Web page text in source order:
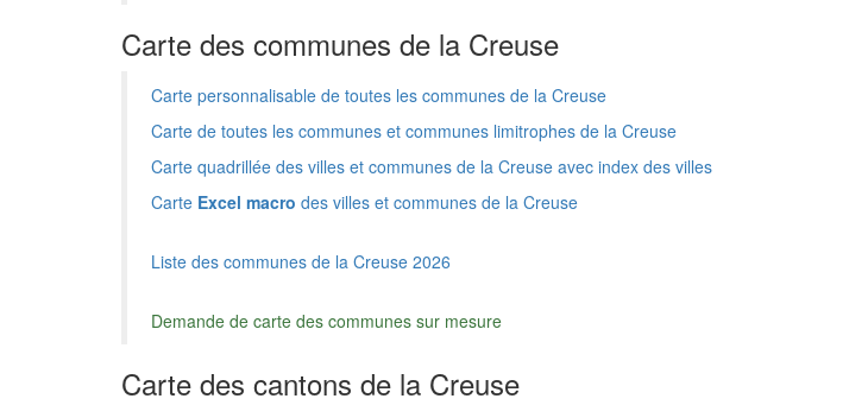
Carte des communes de la Creuse
Carte personnalisable de toutes les communes de la Creuse
Carte de toutes les communes et communes limitrophes de la Creuse
Carte quadrillée des villes et communes de la Creuse avec index des villes
Carte Excel macro des villes et communes de la Creuse
Liste des communes de la Creuse 2026
Demande de carte des communes sur mesure
Carte des cantons de la Creuse